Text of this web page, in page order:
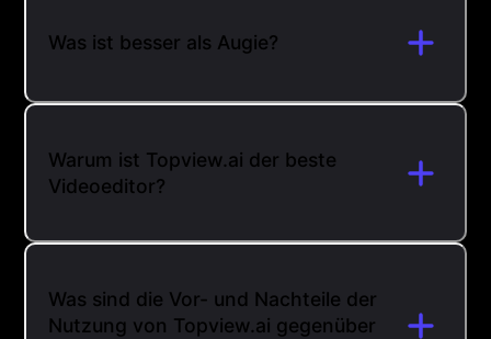
Was ist besser als Augie?
Warum ist Topview.ai der beste
Videoeditor?
Was sind die Vor- und Nachteile der
Nutzung von Topview.ai gegenüber